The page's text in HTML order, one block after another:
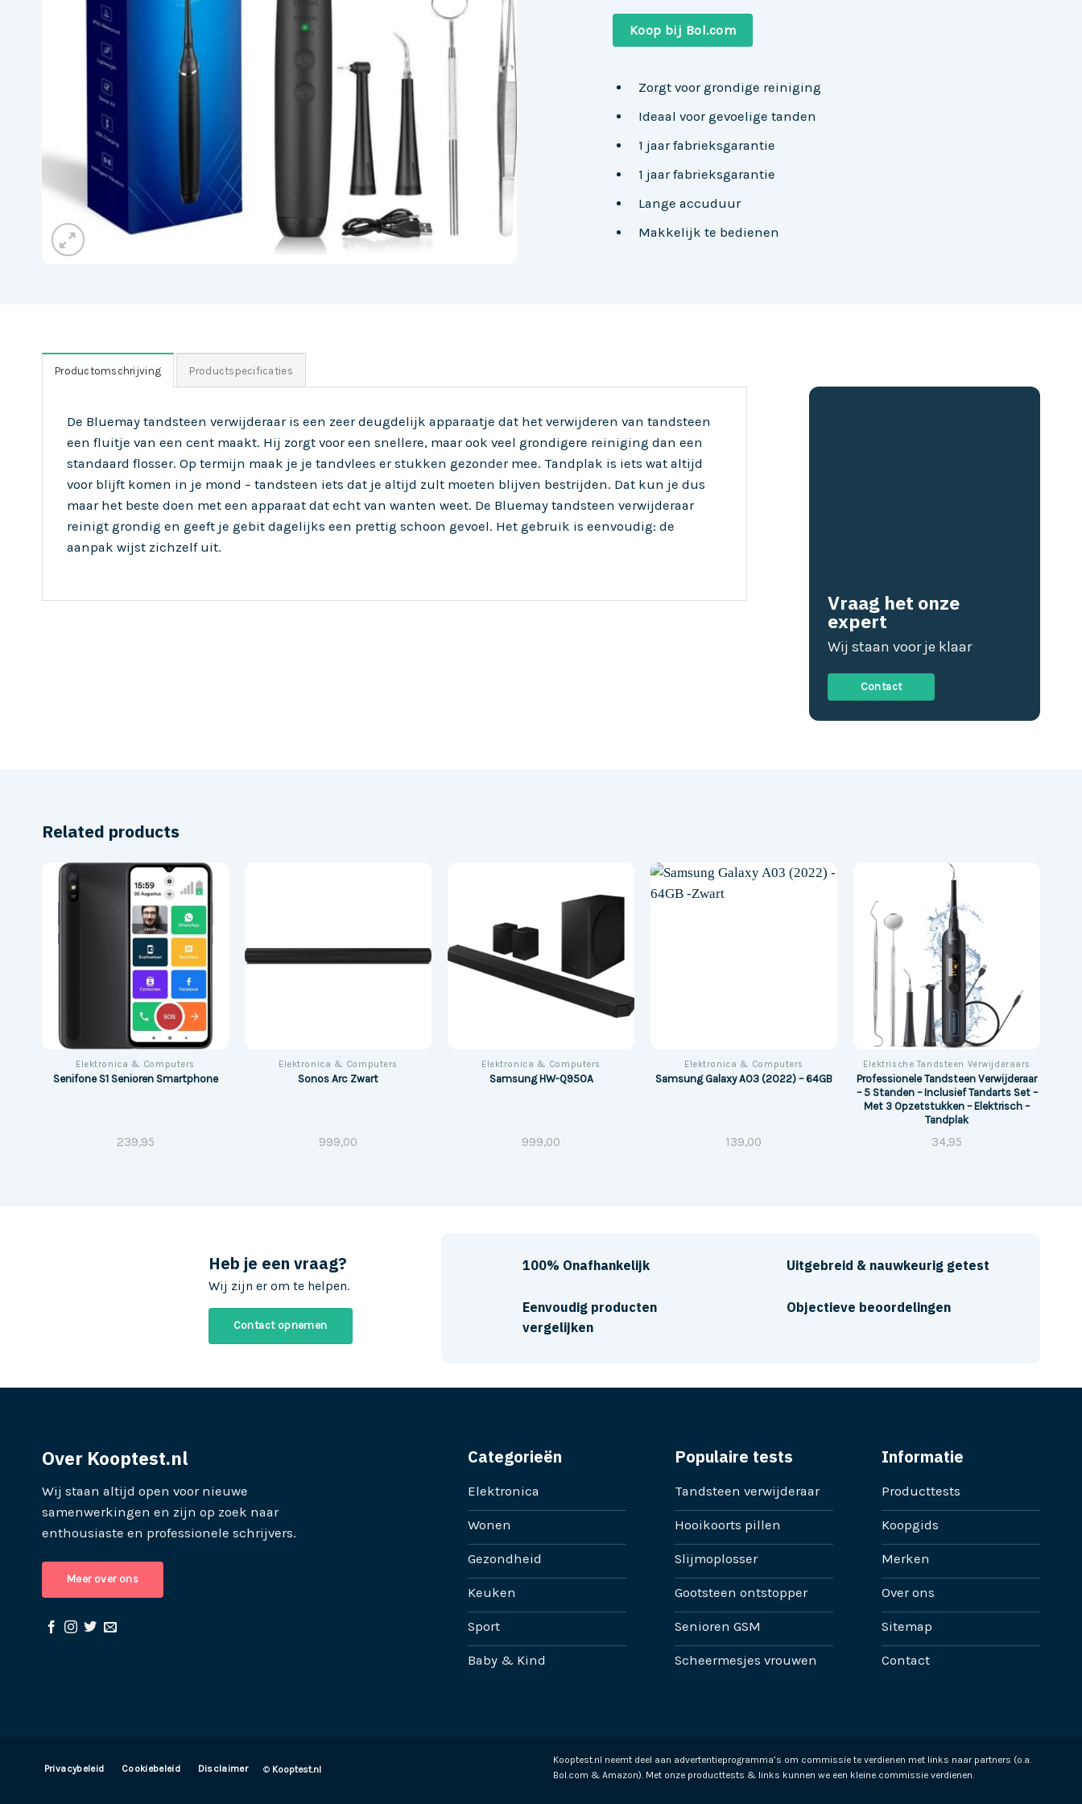
Koop bij Bol.com
Zorgt voor grondige reiniging
Ideaal voor gevoelige tanden
1 jaar fabrieksgarantie
1 jaar fabrieksgarantie
Lange accuduur
Makkelijk te bedienen
Productomschrijving Productspecificaties
De Bluemay tandsteen verwijderaar is een zeer deugdelijk apparaatje dat het verwijderen van tandsteen
een fluitje van een cent maakt. Hij zorgt voor een snellere, maar ook veel grondigere reiniging dan een
standaard flosser. Op termijn maak je je tandvlees er stukken gezonder mee. Tandplak is iets wat altijd
voor blijft komen in je mond – tandsteen iets dat je altijd zult moeten blijven bestrijden. Dat kun je dus
maar het beste doen met een apparaat dat echt van wanten weet. De Bluemay tandsteen verwijderaar
reinigt grondig en geeft je gebit dagelijks een prettig schoon gevoel. Het gebruik is eenvoudig: de
aanpak wijst zichzelf uit.
Vraag het onze
expert
Wij staan voor je klaar
Contact
Related products
Elektronica & Computers
Senifone S1 Senioren Smartphone
239,95
Elektronica & Computers
Sonos Arc Zwart
999,00
Elektronica & Computers
Samsung HW-Q950A
999,00
Elektronica & Computers
Samsung Galaxy A03 (2022) – 64GB
139,00
Elektrische Tandsteen Verwijderaars
Professionele Tandsteen Verwijderaar
– 5 Standen – Inclusief Tandarts Set –
Met 3 Opzetstukken – Elektrisch –
Tandplak
34,95
Heb je een vraag?
Wij zijn er om te helpen.
Contact opnemen
100% Onafhankelijk
Eenvoudig producten
vergelijken
Uitgebreid & nauwkeurig getest
Objectieve beoordelingen
Over Kooptest.nl
Wij staan altijd open voor nieuwe
samenwerkingen en zijn op zoek naar
enthousiaste en professionele schrijvers.
Meer over ons
Categorieën
Elektronica
Wonen
Gezondheid
Keuken
Sport
Baby & Kind
Populaire tests
Tandsteen verwijderaar
Hooikoorts pillen
Slijmoplosser
Gootsteen ontstopper
Senioren GSM
Scheermesjes vrouwen
Informatie
Producttests
Koopgids
Merken
Over ons
Sitemap
Contact
Privacybeleid Cookiebeleid Disclaimer © Kooptest.nl
Kooptest.nl neemt deel aan advertentieprogramma’s om commissie te verdienen met links naar partners (o.a.
Bol.com & Amazon). Met onze producttests & links kunnen we een kleine commissie verdienen.